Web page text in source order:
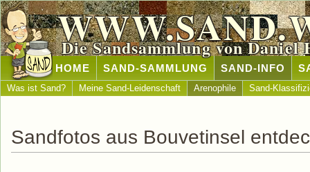
Die Sandsammlung von Daniel
HOME SAND-SAMMLUNG SAND-INFO
Was ist Sand? Meine Sand-Leidenschaft Arenophile Sand-
Sandfotos aus Bouvetinsel